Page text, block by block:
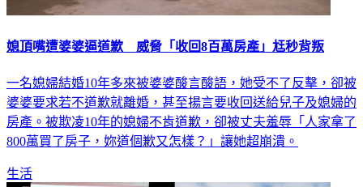
媳頂嘴遭婆婆逼道歉 威脅「收回8百萬房產」尪秒背叛
一名媳婦結婚10年多來被婆婆酸言酸語，她受不了反擊，卻被
婆婆要求若不道歉就離婚，甚至揚言要收回送給兒子及媳婦的
房產。被欺凌10年的媳婦不肯道歉，卻被丈夫羞辱「人家拿了
800萬買了房子，妳道個歉又怎樣？」讓她超崩潰。
生活